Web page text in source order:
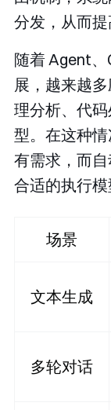
分发，从而提
随着 Agent
展，越来越
理分析、代
型。在这种
有需求，而
合适的执行模
场景
文本生成
多轮对话